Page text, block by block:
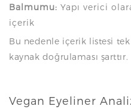
Balmumu: Yapı verici
içerik
Bu nedenle içerik listesi
kaynak doğrulaması şarttır.
Vegan Eyeliner